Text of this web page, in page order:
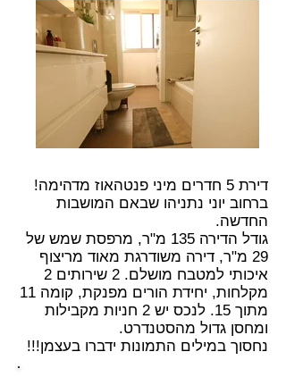
דירת 5 חדרים מיני פנטהאוז מדהימה!
ברחוב יוני נתניהו שבאם המושבות
החדשה.
גודל הדירה 135 מ"ר, מרפסת שמש של
29 מ"ר, דירה משודרגת מאוד מריצוף
איכותי למטבח מושלם. 2 שירותים 2
מקלחות, יחידת הורים מפנקת, קומה 11
מתוך 15. לנכס יש 2 חניות מקבילות
ומחסן גדול מהסטנדרט.
נחסוך במילים התמונות ידברו בעצמן!!!